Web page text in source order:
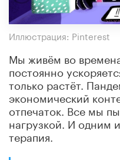
Иллюстрация: Pinterest
Мы живём во
постоянно
только растёт.
экономический
отпечаток. Все мы
нагрузкой. И одним
терапия.